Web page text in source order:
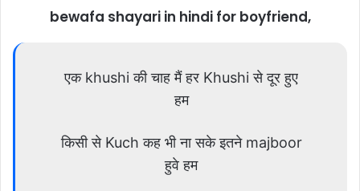
bewafa shayari in hindi for boyfriend,
एक khushi की चाह मैं हर Khushi से दूर हुए
हम
किसी से Kuch कह भी ना सके इतने majboor
हुवे हम